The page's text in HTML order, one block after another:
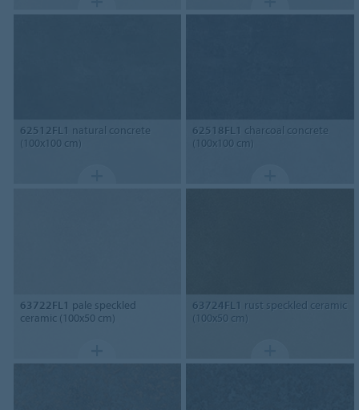
62512FL1 natural concrete
(100x100 cm)
62518FL1 charcoal concrete
(100x100 cm)
63722FL1 pale speckled
ceramic (100x50 cm)
63724FL1 rust speckled ceramic
(100x50 cm)